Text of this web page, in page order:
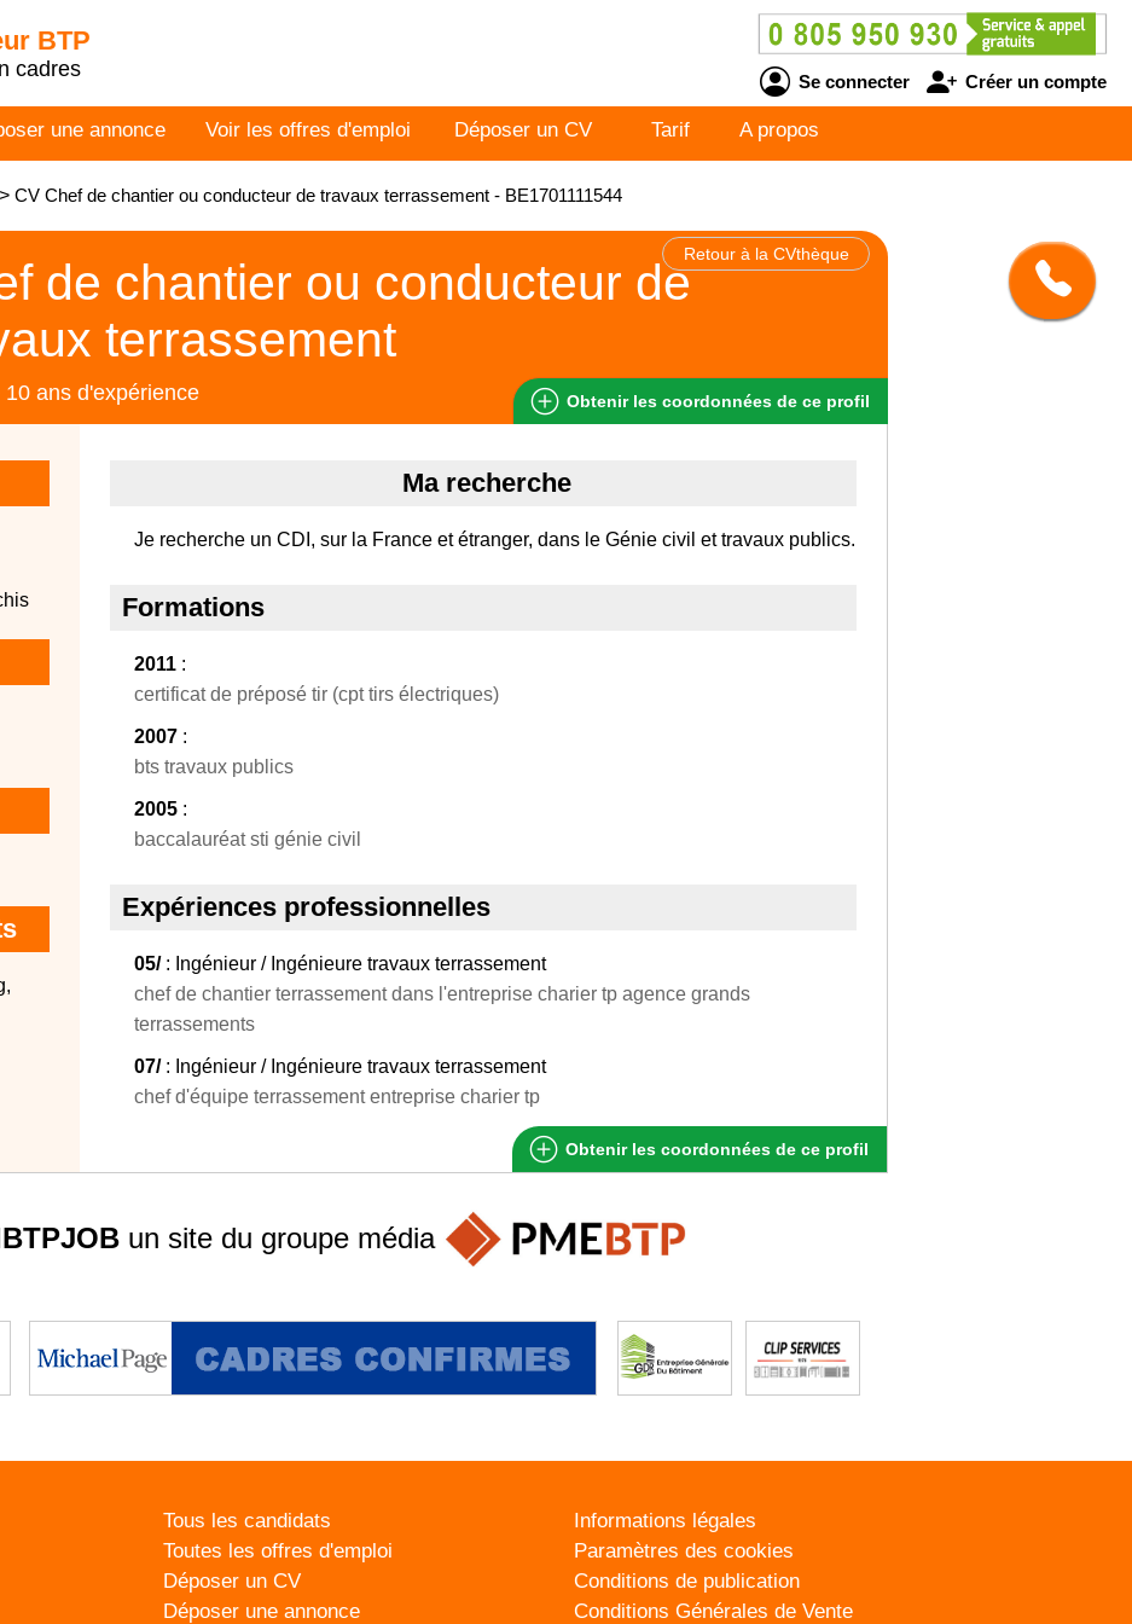
BTP
cadres
Se connecter Créer un compte
une annonce Voir les offres d'emploi Déposer un CV Tarif A propos
> CV Chef de chantier ou conducteur de travaux terrassement - BE1701111544
Retour à la CVthèque
de chantier ou conducteur de
terrassement
10 ans d'expérience Obtenir les coordonnées de ce profil
Ma recherche
Je recherche un CDI, sur la France et étranger, dans le Génie civil et travaux publics.
Formations
2011 :
certificat de préposé tir (cpt tirs électriques)
2007 :
bts travaux publics
2005 :
baccalauréat sti génie civil
Expériences professionnelles
05/: Ingénieur / Ingénieure travaux terrassement
chef de chantier terrassement dans l'entreprise charier tp agence grands
terrassements
07/: Ingénieur / Ingénieure travaux terrassement
chef d'équipe terrassement entreprise charier tp
Obtenir les coordonnées de ce profil
un site du groupe média
Tous les candidats
Toutes les offres d'emploi
Déposer un CV
Déposer une annonce
Informations légales
Paramètres des cookies
Conditions de publication
Conditions Générales de Vente